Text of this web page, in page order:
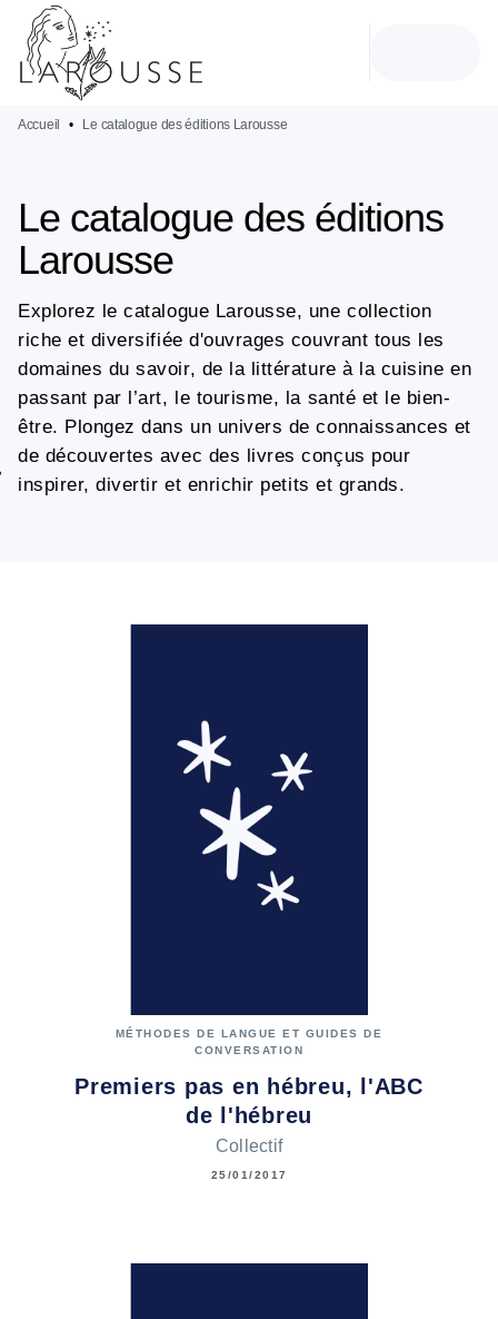
MENU
PIED DE PAGE
Accueil • Le catalogue des éditions Larousse
Le catalogue des éditions
Larousse
Explorez le catalogue Larousse, une collection
riche et diversifiée d'ouvrages couvrant tous les
domaines du savoir, de la littérature à la cuisine en
passant par l’art, le tourisme, la santé et le bien-
être. Plongez dans un univers de connaissances et
de découvertes avec des livres conçus pour
inspirer, divertir et enrichir petits et grands.
MÉTHODES DE LANGUE ET GUIDES DE
CONVERSATION
Premiers pas en hébreu, l'ABC
de l'hébreu
Collectif
25/01/2017